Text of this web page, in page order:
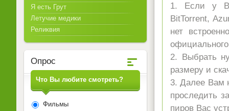
1. Если у
BitTorrent,
нет
2. Выбрать
размеру и
3. Далее Вам
проследить
пиров Вас
Я есть Грут
Летучие медики
Реликвия
Опрос
Что Вы любите смотреть?
Фильмы